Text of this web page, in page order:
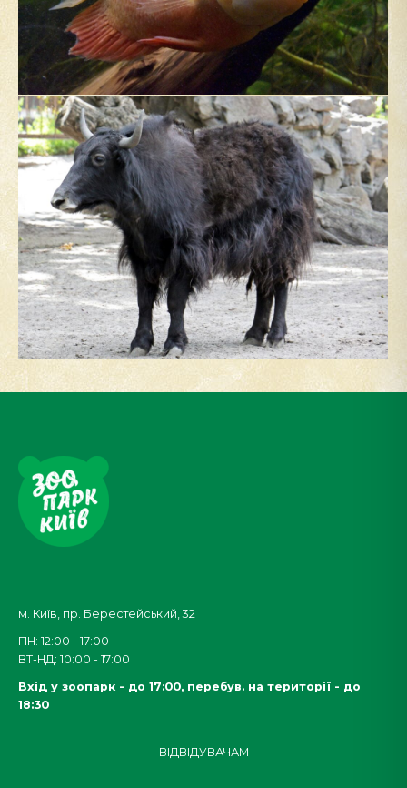
м. Київ, пр. Берестейський, 32
ПН: 12:00 - 17:00
ВТ-НД: 10:00 - 17:00
Вхід у зоопарк - до 17:00, перебув. на території - до
18:30
ВІДВІДУВАЧАМ